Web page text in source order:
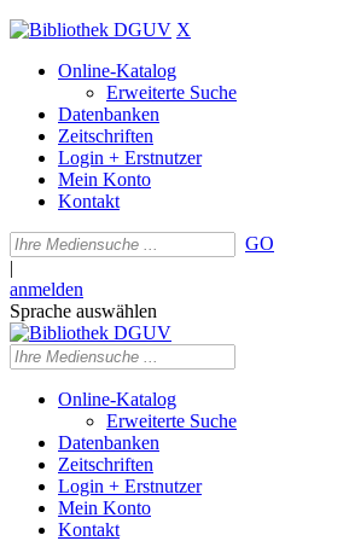
X
Online-Katalog
Erweiterte Suche
Datenbanken
Zeitschriften
Login + Erstnutzer
Mein Konto
Kontakt
GO
|
anmelden
Sprache auswählen
Online-Katalog
Erweiterte Suche
Datenbanken
Zeitschriften
Login + Erstnutzer
Mein Konto
Kontakt